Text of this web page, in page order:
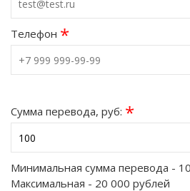
Телефон *
Сумма перевода, руб: *
Минимальная сумма перевода -
Максимальная - 20 000 рублей